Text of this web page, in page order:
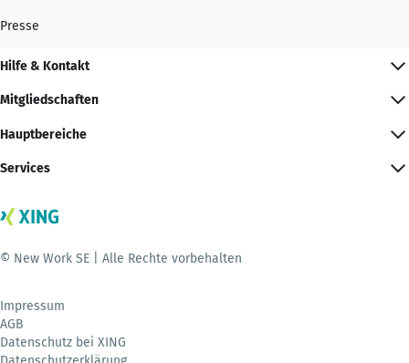
Presse
Hilfe & Kontakt
Mitgliedschaften
Hauptbereiche
Services
© New Work SE | Alle Rechte vorbehalten
Impressum
AGB
Datenschutz bei XING